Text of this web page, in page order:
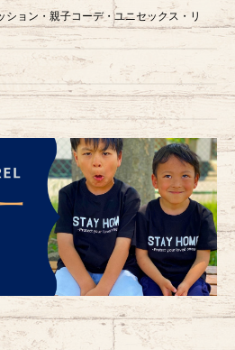
ション・親子コーデ・ユニセックス・リ